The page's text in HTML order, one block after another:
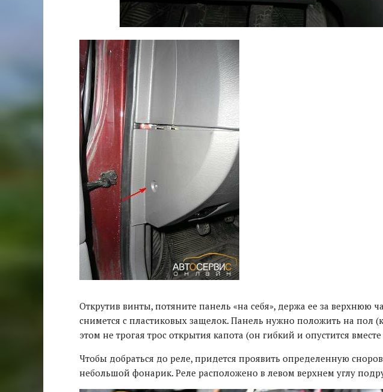
Открутив винты, потяните панель «на себя», держа ее за верхнюю
снимется с пластиковых защелок. Панель нужно положить на пол
этом не трогая трос открытия капота (он гибкий и опустится
Чтобы добраться до реле, придется проявить определенную
небольшой фонарик. Реле расположено в левом верхнем углу